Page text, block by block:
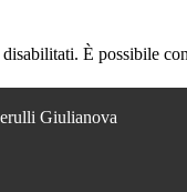
È possibile
Giulianova